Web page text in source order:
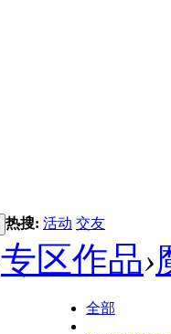
热搜: 活动 交友
专区作品›
全部